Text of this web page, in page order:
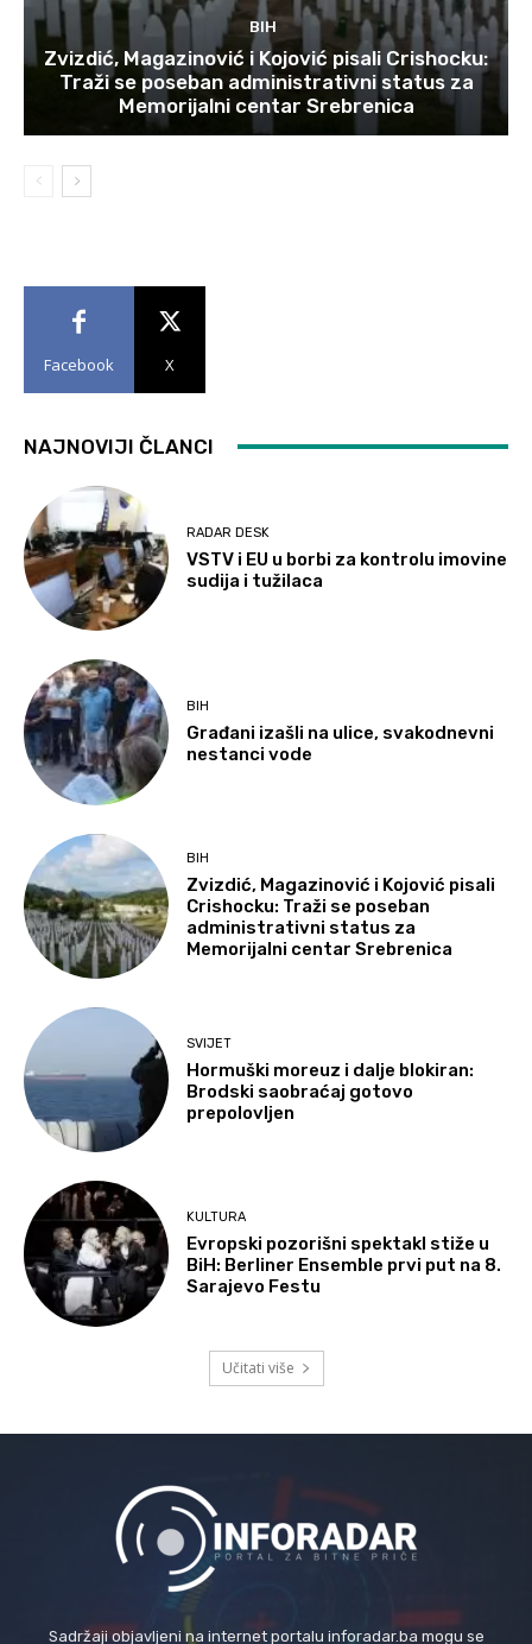
BIH
Zvizdić, Magazinović i Kojović pisali Crishocku:
Traži se poseban administrativni status za
Memorijalni centar Srebrenica
Facebook X
NAJNOVIJI ČLANCI
RADAR DESK
VSTV i EU u borbi za kontrolu imovine
sudija i tužilaca
BIH
Građani izašli na ulice, svakodnevni
nestanci vode
BIH
Zvizdić, Magazinović i Kojović pisali
Crishocku: Traži se poseban
administrativni status za
Memorijalni centar Srebrenica
SVIJET
Hormuški moreuz i dalje blokiran:
Brodski saobraćaj gotovo
prepolovljen
KULTURA
Evropski pozorišni spektakl stiže u
BiH: Berliner Ensemble prvi put na 8.
Sarajevo Festu
Učitati više
Sadržaji objavljeni na internet portalu inforadar.ba mogu se